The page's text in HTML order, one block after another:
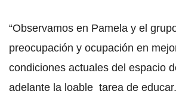
“Observamos en Pamela y el
preocupación y ocupación en
condiciones actuales del espacio
adelante la loable tarea de